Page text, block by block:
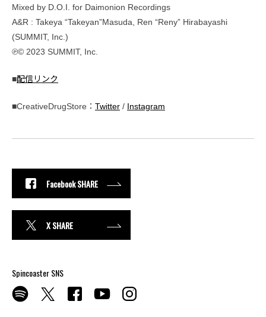
Mixed by D.O.I. for Daimonion Recordings
A&R : Takeya “Takeyan”Masuda, Ren “Reny” Hirabayashi
(SUMMIT, Inc.)
℗© 2023 SUMMIT, Inc.
■配信リンク
■CreativeDrugStore： Twitter / Instagram
Facebook SHARE
X SHARE
Spincoaster SNS